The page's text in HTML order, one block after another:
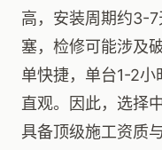
高，安装周期约3-
塞，检修可能涉及
单快捷，单台1-2
直观。因此，选择
具备顶级施工资质